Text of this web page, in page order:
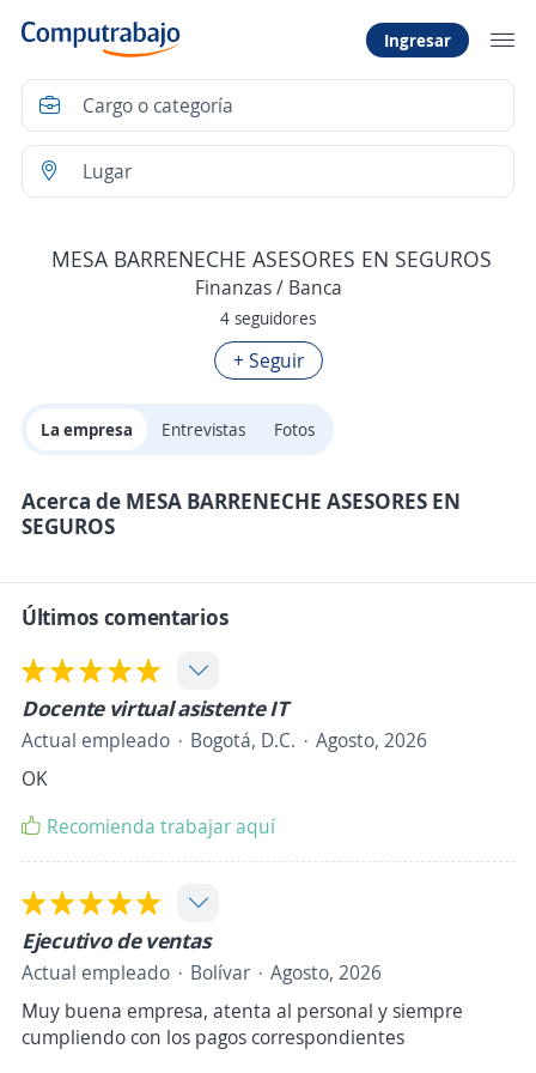
Ingresar
MESA BARRENECHE ASESORES EN SEGUROS
Finanzas / Banca
4 seguidores
+ Seguir
La empresa Entrevistas Fotos
Acerca de MESA BARRENECHE ASESORES EN
SEGUROS
Últimos comentarios
Docente virtual asistente IT
Actual empleado Bogotá, D.C.
Agosto, 2026
OK
Recomienda trabajar aquí
Ejecutivo de ventas
Actual empleado Bolívar
Agosto, 2026
Muy buena empresa, atenta al personal y siempre
cumpliendo con los pagos correspondientes